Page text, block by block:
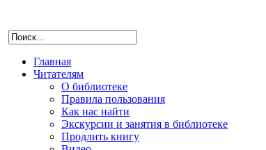
Главная
Читателям
О библиотеке
Правила пользования
Как нас найти
Экскурсии и занятия в библиотеке
Продлить книгу